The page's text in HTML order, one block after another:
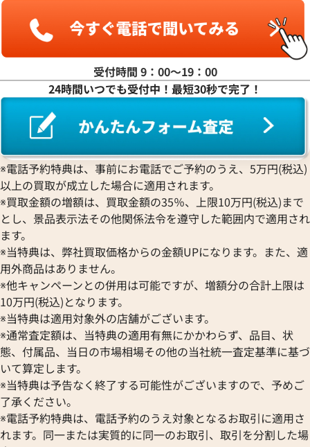
受付時間 9：00〜19：00
24時間いつでも受付中！最短30秒で完了！
※電話予約特典は、事前にお電話でご予約のうえ、5万円(税込)
以上の買取が成立した場合に適用されます。
※買取金額の増額は、買取金額の35％、上限10万円(税込)まで
とし、景品表示法その他関係法令を遵守した範囲内で適用され
ます。
※当特典は、弊社買取価格からの金額UPになります。また、適
用外商品はありません。
※他キャンペーンとの併用は可能ですが、増額分の合計上限は
10万円(税込)となります。
※当特典は適用対象外の店舗がございます。
※通常査定額は、当特典の適用有無にかかわらず、品目、状
態、付属品、当日の市場相場その他の当社統一査定基準に基づ
いて算定します。
※当特典は予告なく終了する可能性がございますので、予めご
了承ください。
※電話予約特典は、電話予約のうえ対象となるお取引に適用さ
れます。同一または実質的に同一のお取引、取引を分割した場